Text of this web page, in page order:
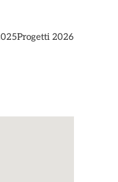
Progetti 2026